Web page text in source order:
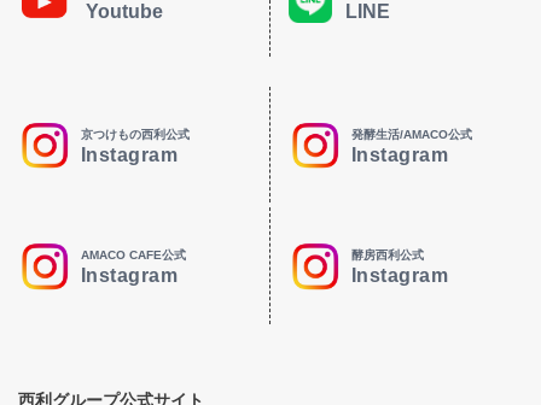
Youtube LINE
京つけもの西利公式
Instagram
発酵生活/AMACO公式
Instagram
AMACO CAFE公式
Instagram
酵房西利公式
Instagram
西利グループ公式サイト